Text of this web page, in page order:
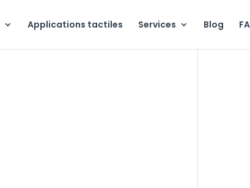
Applications tactiles Services Blog